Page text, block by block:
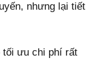
nhưng lại tiết
tối ưu chi phí rất